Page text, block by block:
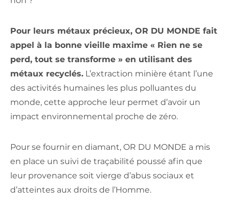
Pour leurs métaux précieux, OR DU MONDE fait
appel à la bonne vieille maxime « Rien ne se
perd, tout se transforme » en utilisant des
métaux recyclés. L’extraction minière étant l’une
des activités humaines les plus polluantes du
monde, cette approche leur permet d’avoir un
impact environnemental proche de zéro.
Pour se fournir en diamant, OR DU MONDE a mis
en place un suivi de traçabilité poussé afin que
leur provenance soit vierge d’abus sociaux et
d’atteintes aux droits de l’Homme.